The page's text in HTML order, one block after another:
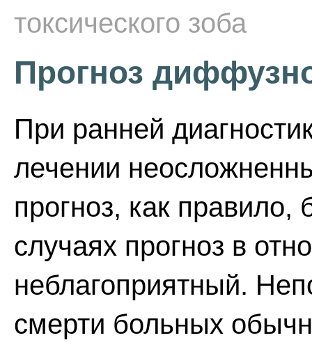
токсического зоба
Прогноз
При ранней
лечении
прогноз, как
случаях прогноз в
неблагоприятный.
смерти больных